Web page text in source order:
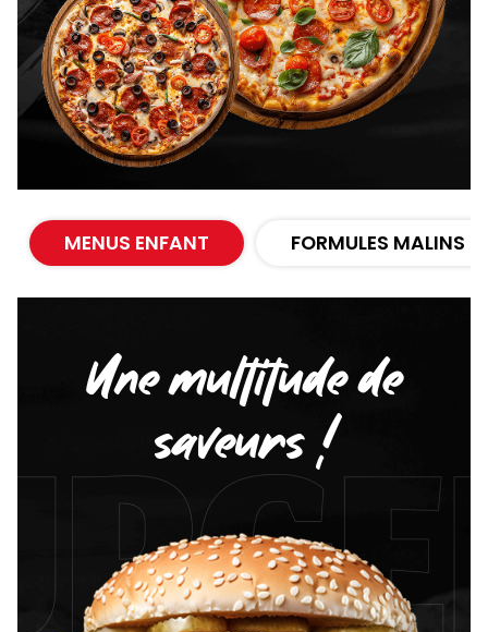
MENUS ENFANT FORMULES MALINS
Une multitude de
saveurs !